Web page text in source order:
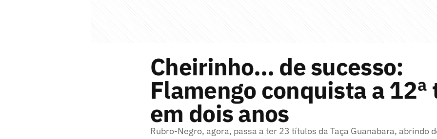
Cheirinho… de sucesso:
Flamengo conquista a 12ª
em dois anos
Rubro-Negro, agora, passa a ter 23 títulos da Taça Guanabara, abrindo